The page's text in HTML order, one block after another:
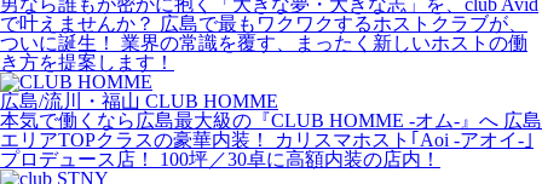
男なら誰もが密かに抱く「大きな夢・大きな志」を、club Avid
で叶えませんか？ 広島で最もワクワクするホストクラブが、
ついに誕生！ 業界の常識を覆す、まったく新しいホストの働
き方を提案します！
広島/流川・福山 CLUB HOMME
本気で働くなら広島最大級の『CLUB HOMME -オム-』へ 広島
エリアTOPクラスの豪華内装！ カリスマホスト｢Aoi -アオイ-｣
プロデュース店！ 100坪／30卓に高額内装の店内！